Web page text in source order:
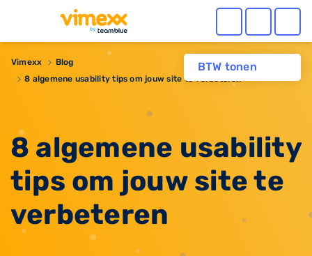
BTW tonen
Vimexx
Blog
8 algemene usability tips om jouw site te verbeteren
8 algemene usability
tips om jouw site te
verbeteren